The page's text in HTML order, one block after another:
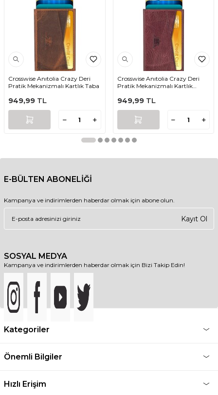
Crosswise Anıtolia Crazy Deri
Pratik Mekanizmalı Kartlık Taba
949,99 TL
Crosswise Anıtolia Crazy Deri
Pratik Mekanizmalı Kartlık
949,99TL
E-BÜLTEN ABONELİĞİ
Kampanya ve indirimlerden haberdar olmak için abone olun.
Kayıt Ol
SOSYAL MEDYA
Kampanya ve indirimlerden haberdar olmak için Bizi Takip Edin!
Kategoriler
Önemli Bilgiler
Hızlı Erişim